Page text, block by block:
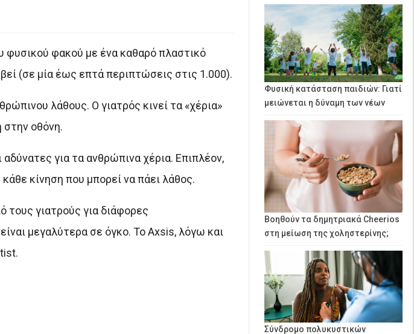
φυσικού φακού με ένα καθαρό πλαστικό
(σε μία έως επτά περιπτώσεις στις 1.000).
λάθους. Ο γιατρός κινεί τα «χέρια»
στην οθόνη.
για τα ανθρώπινα χέρια. Επιπλέον,
κίνηση που μπορεί να πάει λάθος.
τους γιατρούς για διάφορες
μεγαλύτερα σε όγκο. Το Axsis, λόγω και
Φυσική κατάσταση παιδιών: Γιατί
μειώνεται η δύναμη των νέων
Βοηθούν τα δημητριακά Cheerios
στη μείωση της χοληστερίνης;
Σύνδρομο πολυκυστικών